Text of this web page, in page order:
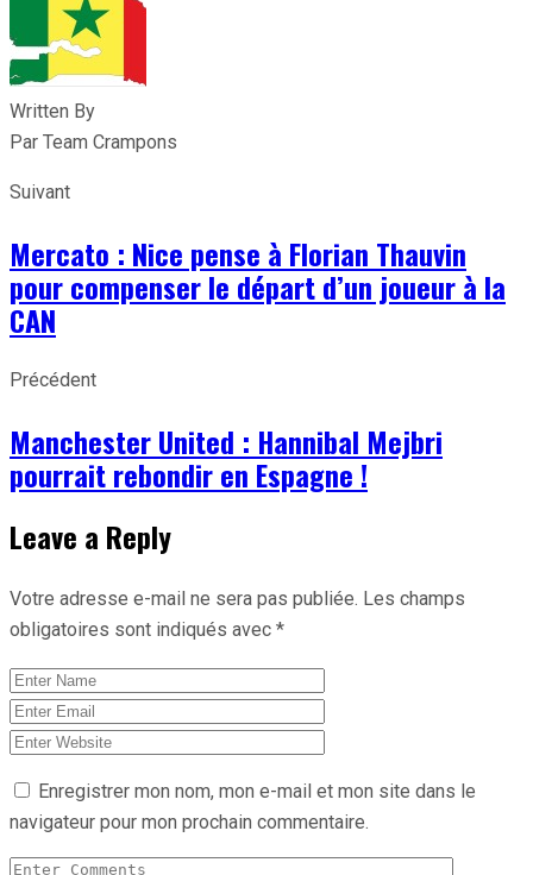
Written By
Par Team Crampons
Suivant
Mercato : Nice pense à Florian Thauvin
pour compenser le départ d’un joueur à la
CAN
Précédent
Manchester United : Hannibal Mejbri
pourrait rebondir en Espagne !
Leave a Reply
Votre adresse e-mail ne sera pas publiée. Les champs
obligatoires sont indiqués avec *
Enregistrer mon nom, mon e-mail et mon site dans le
navigateur pour mon prochain commentaire.